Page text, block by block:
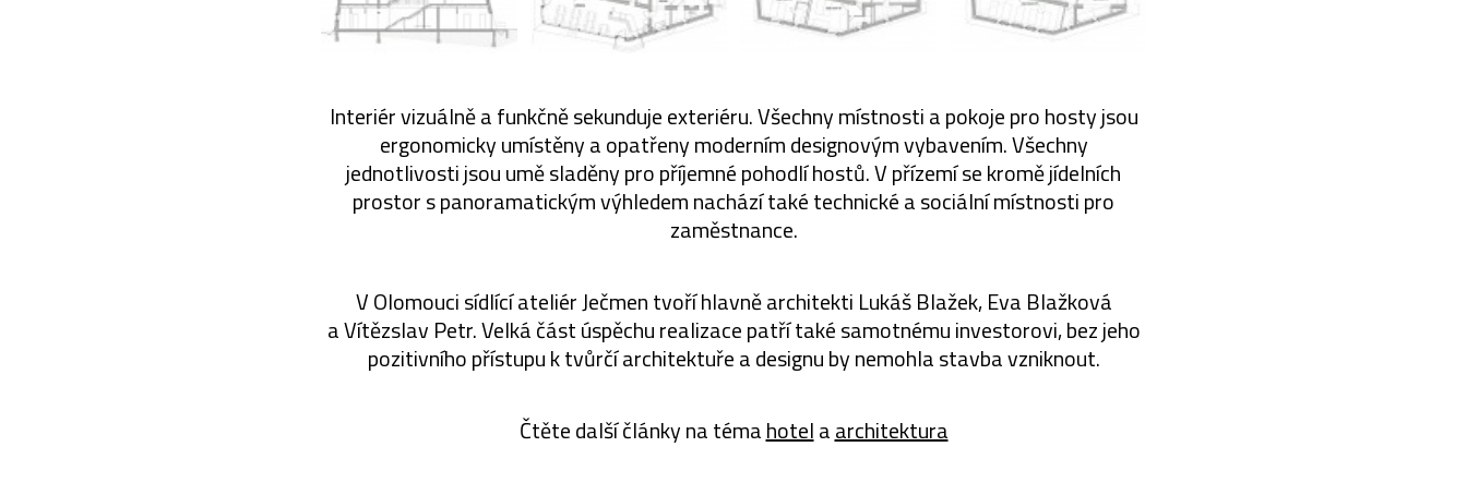
Interiér vizuálně a funkčně sekunduje exteriéru. Všechny místnosti a pokoje pro hosty jsou
ergonomicky umístěny a opatřeny moderním designovým vybavením. Všechny
jednotlivosti jsou umě sladěny pro příjemné pohodlí hostů. V přízemí se kromě jídelních
prostor s panoramatickým výhledem nachází také technické a sociální místnosti pro
zaměstnance.
V Olomouci sídlící ateliér Ječmen tvoří hlavně architekti Lukáš Blažek, Eva Blažková
a Vítězslav Petr. Velká část úspěchu realizace patří také samotnému investorovi, bez jeho
pozitivního přístupu k tvůrčí architektuře a designu by nemohla stavba vzniknout.
Čtěte další články na témahotelaarchitektura